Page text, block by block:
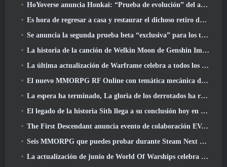
HoYoverse anuncia Honkai: “Prueba de evolución” del anime Nexus
Es hora de regresar a casa y restaurar el dichoso retiro donde se encuentran los vientos
Se anuncia la segunda prueba beta “exclusiva” para los tomadores de tiempo del shooter de supervivencia en equipo
La historia de la canción de Welkin Moon de Genshin Impact llega y termina.. en la luna
La última actualización de Warframe celebra a todos los papás espaciales
El nuevo MMORPG RF Online con temática mecánica de Netmarble se lanza a nivel mundial
La espera ha terminado, La gloria de los derrotados ha regresado
El legado de la historia Sith llega a su conclusión hoy en la última actualización de SWTOR
The First Descendant anuncia evento de colaboración EVANGELION
Seis MMORPG que puedes probar durante Steam Next Fest
La actualización de junio de World Of Warships celebra el Día de la Independencia de EE. UU. con una nueva campaña narrativa